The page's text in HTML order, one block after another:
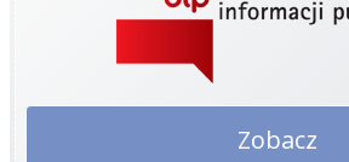
Zobacz